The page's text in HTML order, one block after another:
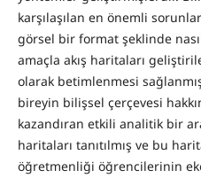
karşılaşılan en önemli
görsel bir format şeklinde
amaçla akış haritaları
olarak betimlenmesi
bireyin bilişsel çerçevesi
kazandıran etkili analitik bir
haritaları tanıtılmış ve bu
öğretmenliği öğrencilerinin